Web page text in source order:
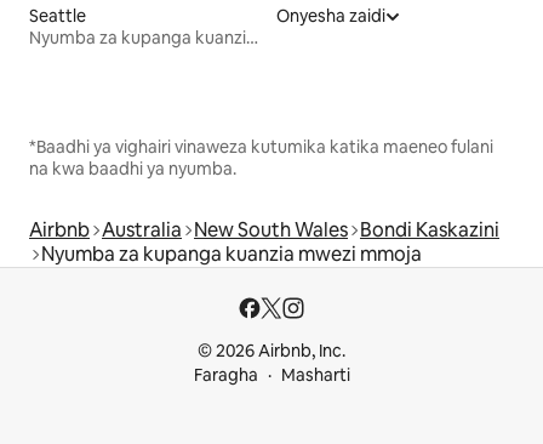
Seattle
Nyumba za kupanga kuanzia mwezi mmoja
Onyesha zaidi
*Baadhi ya vighairi vinaweza kutumika katika maeneo fulani
na kwa baadhi ya nyumba.
Airbnb Australia New South Wales Bondi Kaskazini
Nyumba za kupanga kuanzia mwezi mmoja
© 2026 Airbnb, Inc.
Faragha
Masharti